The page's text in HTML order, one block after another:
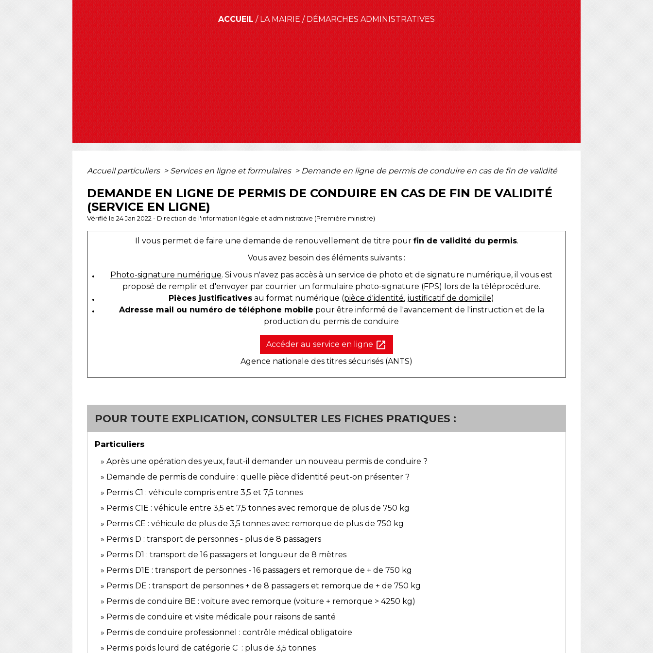
ACCUEIL /LA MAIRIE /DÉMARCHES ADMINISTRATIVES
Accueil particuliers > Services en ligne et formulaires > Demande en ligne de permis de conduire en cas de fin de validité
DEMANDE EN LIGNE DE PERMIS DE CONDUIRE EN CAS DE FIN DE VALIDITÉ
(SERVICE EN LIGNE)
Vérifié le 24 Jan 2022 - Direction de l'information légale et administrative (Première ministre)
Il vous permet de faire une demande de renouvellement de titre pour fin de validité du permis.
Vous avez besoin des éléments suivants :
Photo-signature numérique. Si vous n'avez pas accès à un service de photo et de signature numérique, il vous est
proposé de remplir et d'envoyer par courrier un formulaire photo-signature (FPS) lors de la téléprocédure.
Pièces justificatives au format numérique (pièce d'identité, justificatif de domicile)
Adresse mail ou numéro de téléphone mobile pour être informé de l'avancement de l'instruction et de la
production du permis de conduire
Accéder au service en ligne open_in_new
Agence nationale des titres sécurisés (ANTS)
POUR TOUTE EXPLICATION, CONSULTER LES FICHES PRATIQUES :
Particuliers
Après une opération des yeux, faut-il demander un nouveau permis de conduire ?
Demande de permis de conduire : quelle pièce d'identité peut-on présenter ?
Permis C1 : véhicule compris entre 3,5 et 7,5 tonnes
Permis C1E : véhicule entre 3,5 et 7,5 tonnes avec remorque de plus de 750 kg
Permis CE : véhicule de plus de 3,5 tonnes avec remorque de plus de 750 kg
Permis D : transport de personnes - plus de 8 passagers
Permis D1 : transport de 16 passagers et longueur de 8 mètres
Permis D1E : transport de personnes - 16 passagers et remorque de + de 750 kg
Permis DE : transport de personnes + de 8 passagers et remorque de + de 750 kg
Permis de conduire BE : voiture avec remorque (voiture + remorque > 4250 kg)
Permis de conduire et visite médicale pour raisons de santé
Permis de conduire professionnel : contrôle médical obligatoire
Permis poids lourd de catégorie C : plus de 3,5 tonnes